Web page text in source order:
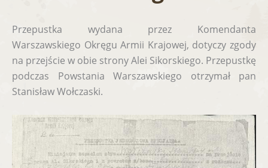
Przepustka wydana przez Komendanta
Warszawskiego Okręgu Armii Krajowej, dotyczy zgody
na przejście w obie strony Alei Sikorskiego. Przepustkę
podczas Powstania Warszawskiego otrzymał pan
Stanisław Wołczaski.